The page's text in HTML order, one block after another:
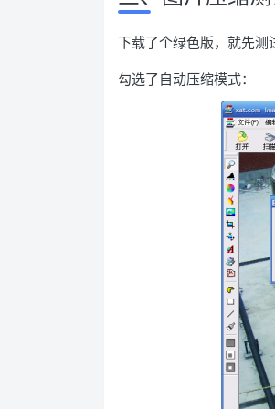
下载了个绿色版，就先
勾选了自动压缩模式：